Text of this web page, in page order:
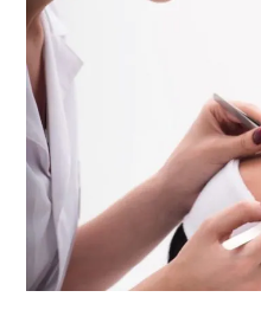
プライバシーポリシー